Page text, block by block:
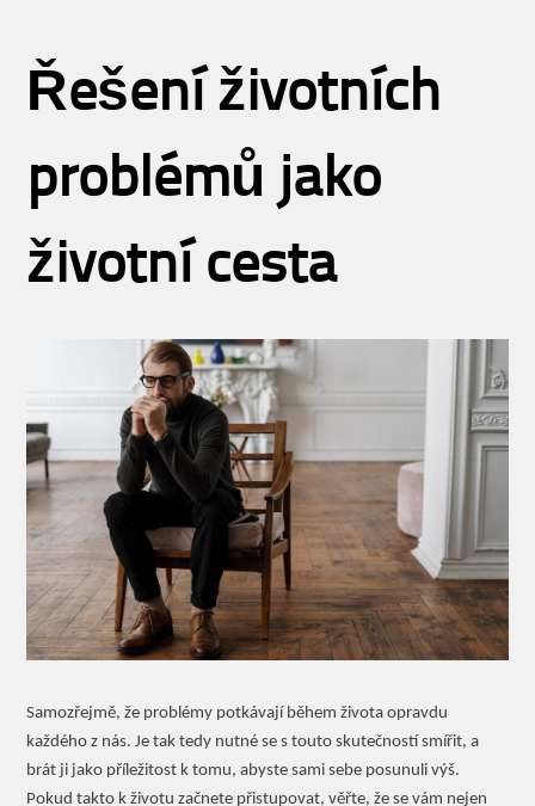
Řešení životních
problémů jako
životní cesta
Samozřejmě, že problémy potkávají během života opravdu
každého z nás. Je tak tedy nutné se s touto skutečností smířit, a
brát ji jako příležitost k tomu, abyste sami sebe posunuli výš.
Pokud takto k životu začnete přistupovat, věřte, že se vám nejen